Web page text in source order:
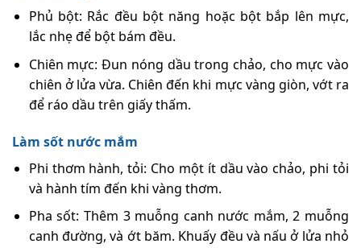
Phủ bột: Rắc đều bột năng hoặc bột bắp lên mực,
lắc nhẹ để bột bám đều.
Chiên mực: Đun nóng dầu trong chảo, cho mực vào
chiên ở lửa vừa. Chiên đến khi mực vàng giòn, vớt ra
để ráo dầu trên giấy thấm.
Làm sốt nước mắm
Phi thơm hành, tỏi: Cho một ít dầu vào chảo, phi tỏi
và hành tím đến khi vàng thơm.
Pha sốt: Thêm 3 muỗng canh nước mắm, 2 muỗng
canh đường, và ớt băm. Khuấy đều và nấu ở lửa nhỏ